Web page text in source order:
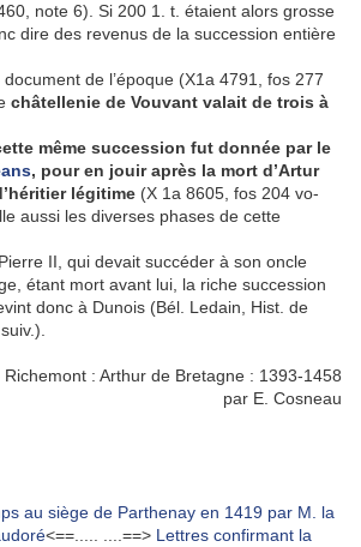
note 6). Si 200 1. t. étaient alors grosse
dire des revenus de la succession entière
de l’époque (X1a 4791, fos 277
châtellenie de Vouvant valait de trois à
même succession fut donnée par le
, pour en jouir après la mort d’Artur
légitime (X 1a 8605, fos 204 vo-
aussi les diverses phases de cette
II, qui devait succéder à son oncle
étant mort avant lui, la riche succession
donc à Dunois (Bél. Ledain, Hist. de
: Arthur de Bretagne : 1393-1458
par E. Cosneau
au siège de Parthenay en 1419 par M. la
<==..... ....==> Lettres confirmant la